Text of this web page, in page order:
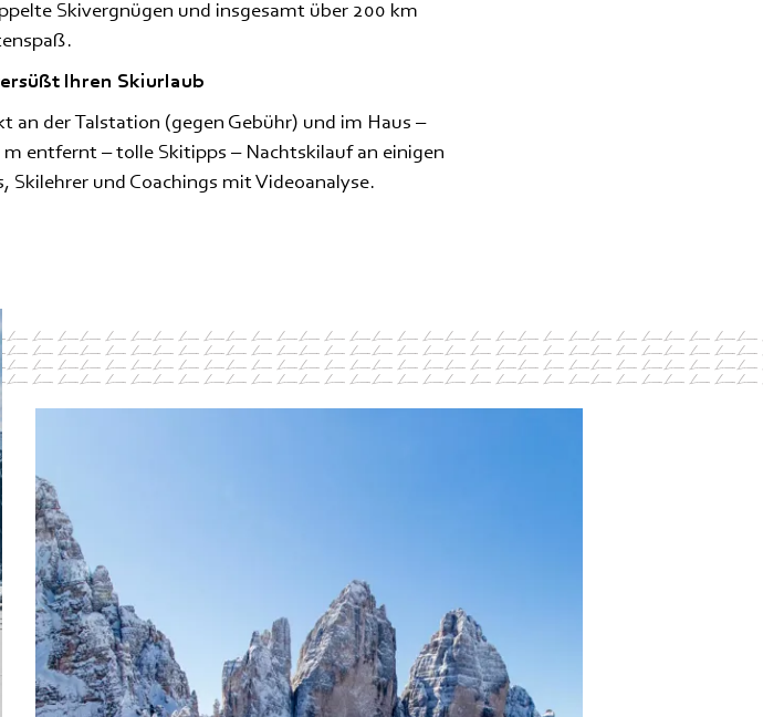
Skivergnügen und insgesamt über 200 km
Ihren Skiurlaub
an der Talstation (gegen Gebühr) und im Haus –
entfernt – tolle Skitipps – Nachtskilauf an einigen
Skilehrer und Coachings mit Videoanalyse.